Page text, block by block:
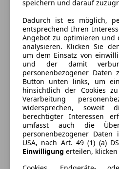
Kraftstoff
CO₂-Emissionen
Ausstattung
Komfort
Armlehne
Berganfahrassistent
Einparkhilfe
Einparkhilfe
Einparkhilfe Sensoren
Elektrische Fensterheber
Mehr anzeigen
Farbe und
Außenfarbe
speichern und darauf
Dadurch ist es möglich,
entsprechend Ihren
Angebot zu optimieren und
analysieren. Klicken Sie
um dem Einsatz von
und der damit
personenbezogener Daten
Button unten links, um
hinsichtlich der Cookies
Verarbeitung
widersprechen, soweit
berechtigter Interessen
umfasst auch die
personenbezogener
USA, nach Art. 49 (1) (a)
Einwilligung erteilen,